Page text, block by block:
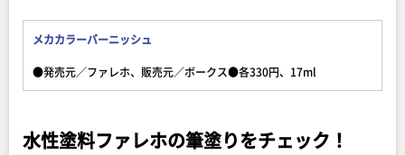
メカカラーバーニッシュ
●発売元／ファレホ、販売元／ボークス●各330円、17ml
水性塗料ファレホの筆塗りをチェック！